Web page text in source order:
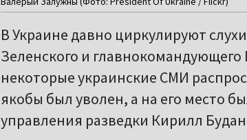
В Украине давно циркулируют
Зеленского и
некоторые украинские СМИ
якобы был уволен, а на его место
управления разведки Кирилл